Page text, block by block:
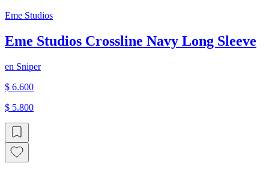
Eme Studios
Eme Studios Crossline Navy Long Sleeve
en Sniper
$ 6.600
$ 5.800